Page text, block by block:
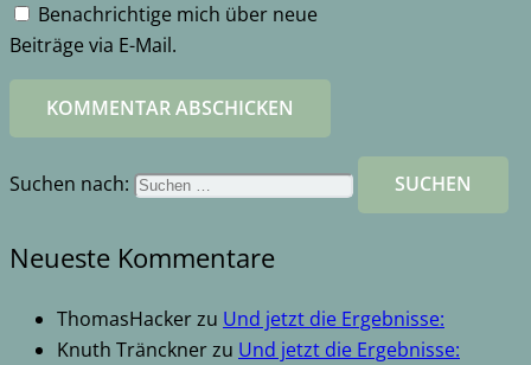
Benachrichtige mich über neue
Beiträge via E-Mail.
KOMMENTAR ABSCHICKEN
Suchen nach:
Neueste Kommentare
ThomasHackerzu Und jetzt die Ergebnisse:
Knuth Träncknerzu Und jetzt die Ergebnisse: